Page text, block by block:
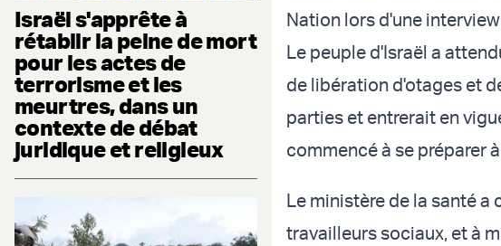
Israël s'apprête à
rétablir la peine de mort
pour les actes de
terrorisme et les
meurtres, dans un
contexte de débat
juridique et religieux
Nation lors d'une
Le peuple d'Israël a
de libération d'otages et
parties et entrerait en
commencé à se préparer
Le ministère de la santé a
travailleurs sociaux, et à